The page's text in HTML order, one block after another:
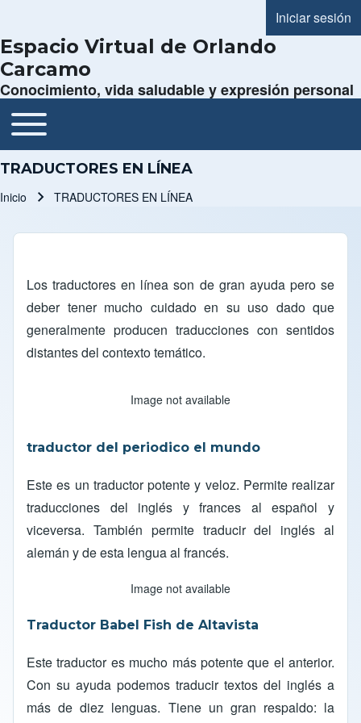
Menú de
Iniciar sesión
Espacio Virtual de Orlando
Carcamo
Conocimiento, vida saludable y expresión personal
Navegación principal
Toggle main menu
TRADUCTORES EN LÍNEA
Inicio TRADUCTORES EN LÍNEA
Los traductores en línea son de gran ayuda pero se
deber tener mucho cuidado en su uso dado que
generalmente producen traducciones con sentidos
distantes del contexto temático.
Image not available
traductor del periodico el mundo
Este es un traductor potente y veloz. Permite realizar
traducciones del inglés y frances al español y
viceversa. También permite traducir del inglés al
alemán y de esta lengua al francés.
Image not available
Traductor Babel Fish de Altavista
Este traductor es mucho más potente que el anterior.
Con su ayuda podemos traducir textos del inglés a
más de diez lenguas. Tiene un gran respaldo: la